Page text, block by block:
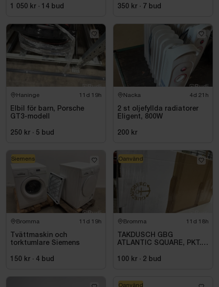
1 050 kr · 14 bud
INKL. XENIO WIFI
350 kr · 7 bud
Haninge 11d 19h
Elbil för barn, Porsche
GT3-modell
250 kr · 5 bud
Nacka 4d 21h
2 st oljefyllda radiatorer
Eligent, 800W
200 kr
Bromma 11d 19h
Tvättmaskin och
torktumlare Siemens
150 kr · 4 bud
Siemens
Bromma 11d 18h
TAKDUSCH GBG
ATLANTIC SQUARE, PKT.
KROM
100 kr · 2 bud
Oanvänd
Oanvänd